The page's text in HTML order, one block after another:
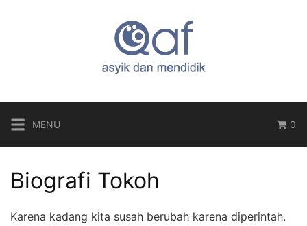
MENU 0
Biografi Tokoh
Karena kadang kita susah berubah karena diperintah.